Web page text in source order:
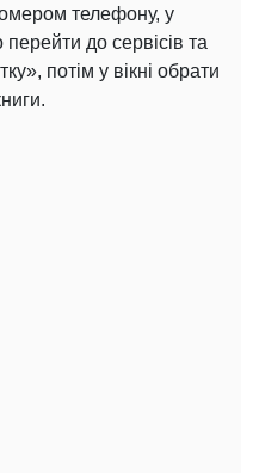
телефону, у
до сервісів та
потім у вікні обрати